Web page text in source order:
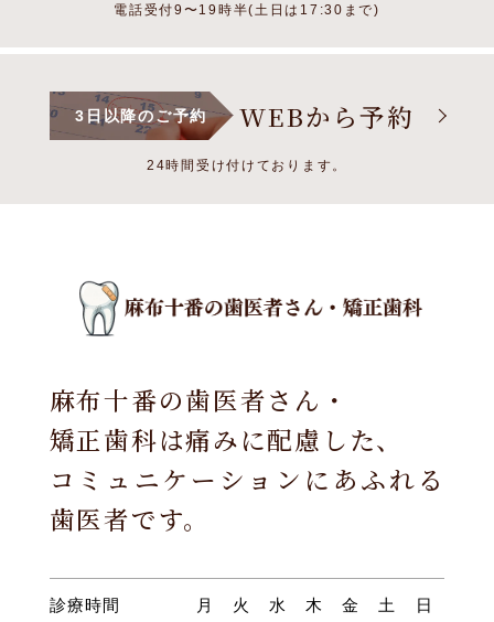
電話受付9〜19時半(土日は17:30まで)
3日以降のご予約 WEBから予約
24時間受け付けております。
麻布十番の歯医者さん・
矯正歯科は痛みに配慮した、
コミュニケーションにあふれる
歯医者です。
診療時間 月 火 水 木 金 土 日